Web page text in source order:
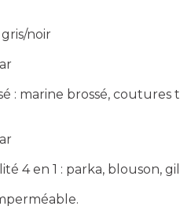
noir
: marine brossé, coutures
4 en 1 : parka, blouson,